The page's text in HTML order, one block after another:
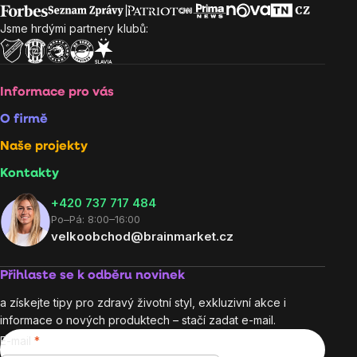
výpisu
Jsme hrdými partnery klubů:
Informace pro vás
O firmě
Naše projekty
Kontakty
+420 737 717 484
Po–Pá: 8:00–16:00
velkoobchod@brainmarket.cz
Přihlaste se k odběru novinek
a získejte tipy pro zdravý životní styl, exkluzivní akce i
informace o nových produktech – stačí zadat e-mail.
E-mail